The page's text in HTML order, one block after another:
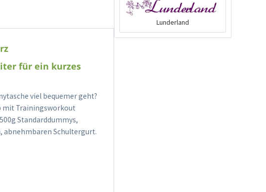
für ein kurzes
viel bequemer geht?
mit Trainingsworkout
Standarddummys,
abnehmbaren Schultergurt.
Lunderland